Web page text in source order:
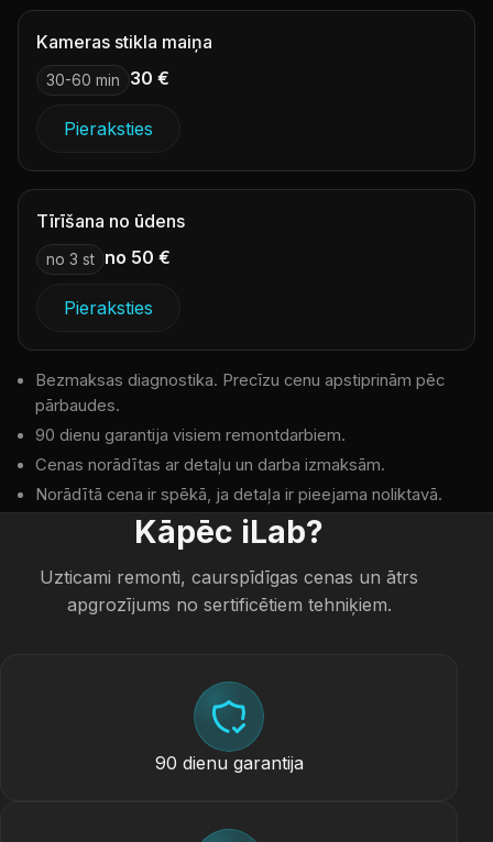
Kameras stikla maiņa
30-60 min 30 €
Pieraksties
Tīrīšana no ūdens
no 3 st no 50 €
Pieraksties
Bezmaksas diagnostika. Precīzu cenu apstiprinām pēc
pārbaudes.
90 dienu garantija visiem remontdarbiem.
Cenas norādītas ar detaļu un darba izmaksām.
Norādītā cena ir spēkā, ja detaļa ir pieejama noliktavā.
Kāpēc iLab?
Uzticami remonti, caurspīdīgas cenas un ātrs
apgrozījums no sertificētiem tehniķiem.
90 dienu garantija